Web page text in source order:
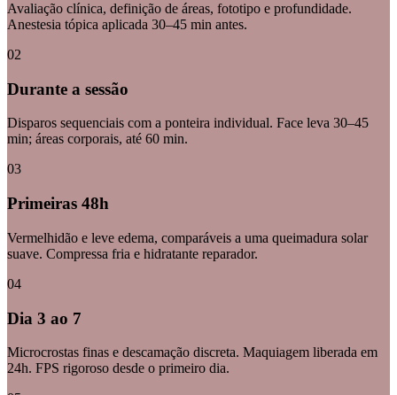
Avaliação clínica, definição de áreas, fototipo e profundidade.
Anestesia tópica aplicada 30–45 min antes.
02
Durante a sessão
Disparos sequenciais com a ponteira individual. Face leva 30–45
min; áreas corporais, até 60 min.
03
Primeiras 48h
Vermelhidão e leve edema, comparáveis a uma queimadura solar
suave. Compressa fria e hidratante reparador.
04
Dia 3 ao 7
Microcrostas finas e descamação discreta. Maquiagem liberada em
24h. FPS rigoroso desde o primeiro dia.